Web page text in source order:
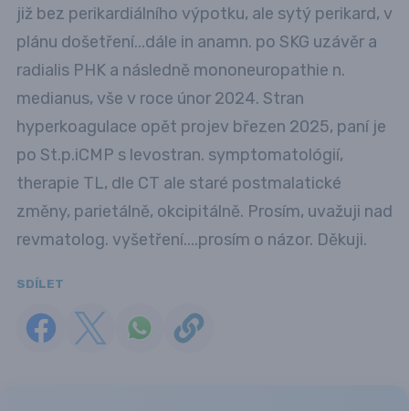
již bez perikardiálního výpotku, ale sytý perikard, v
plánu došetření...dále in anamn. po SKG uzávěr a
radialis PHK a následně mononeuropathie n.
medianus, vše v roce únor 2024. Stran
hyperkoagulace opět projev březen 2025, paní je
po St.p.iCMP s levostran. symptomatológií,
therapie TL, dle CT ale staré postmalatické
změny, parietálně, okcipitálně. Prosím, uvažuji nad
revmatolog. vyšetření....prosím o názor. Děkuji.
SDÍLET